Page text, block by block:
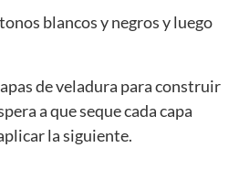
blancos y negros y luego
de veladura para construir
a que seque cada capa
la siguiente.